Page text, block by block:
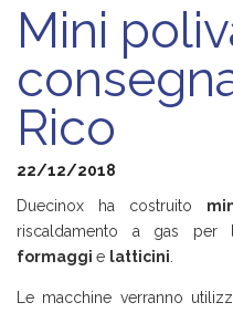
Mini
Rico
22/12/2018
Duecinox ha costruito
riscaldamento a gas per
formaggi e latticini
Le macchine verranno